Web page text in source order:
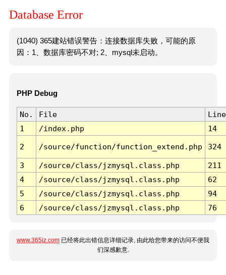
Database Error
(1040) 365建站错误警告：连接数据库失败，可能的原
因：1、数据库密码不对; 2、mysql未启动。
PHP Debug
No. File
Line
1
/index.php 14
2 /source/function/function_extend.php 324
3 /source/class/jzmysql.class.php
211
4
/source/class/jzmysql.class.php
62
5
/source/class/jzmysql.class.php
94
6
/source/class/jzmysql.class.php 76
www.365jz.com 已经将此出错信息详细记录, 由此给您带来的访问不便我
们深感歉意.